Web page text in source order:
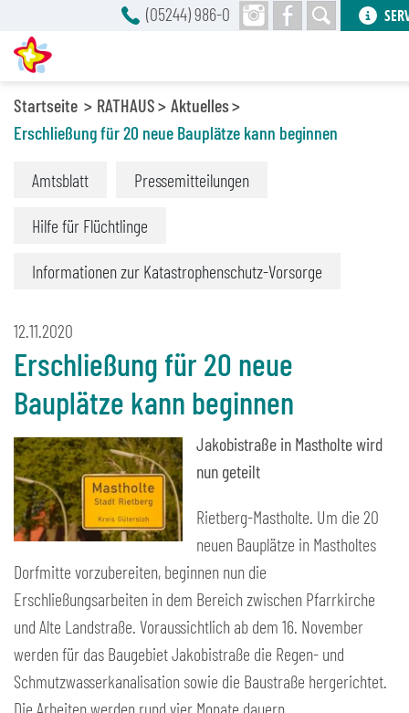
Startseite RATHAUS
Aktuelles
Erschließung für 20 neue Bauplätze kann beginnen
Amtsblatt Pressemitteilungen
Hilfe für Flüchtlinge
Informationen zur Katastrophenschutz-Vorsorge
12.11.2020
Erschließung für 20 neue
Bauplätze kann beginnen
Jakobistraße in Mastholte wird
nun geteilt
Rietberg-Mastholte. Um die 20
neuen Bauplätze in Mastholtes
Dorfmitte vorzubereiten, beginnen nun die
Erschließungsarbeiten in dem Bereich zwischen Pfarrkirche
und Alte Landstraße. Voraussichtlich ab dem 16. November
werden für das Baugebiet Jakobistraße die Regen- und
Schmutzwasserkanalisation sowie die Baustraße hergerichtet.
Die Arbeiten werden rund vier Monate dauern.
(05244) 986-0